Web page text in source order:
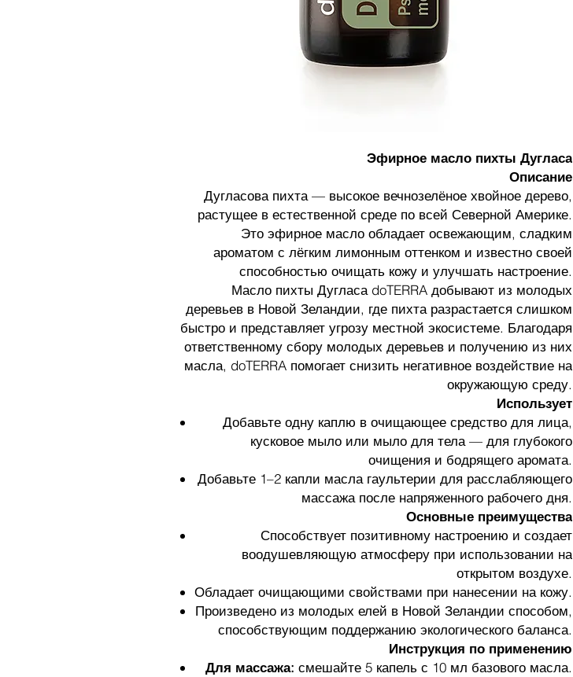
Эфирное масло пихты Дугласа
Описание
Дугласова пихта — высокое вечнозелёное хвойное дерево,
растущее в естественной среде по всей Северной Америке.
Это эфирное масло обладает освежающим, сладким
ароматом с лёгким лимонным оттенком и известно своей
способностью очищать кожу и улучшать настроение.
Масло пихты Дугласа doTERRA добывают из молодых
деревьев в Новой Зеландии, где пихта разрастается слишком
быстро и представляет угрозу местной экосистеме. Благодаря
ответственному сбору молодых деревьев и получению из них
масла, doTERRA помогает снизить негативное воздействие на
окружающую среду.
Использует
Добавьте одну каплю в очищающее средство для лица,
кусковое мыло или мыло для тела — для глубокого
очищения и бодрящего аромата.
Добавьте 1–2 капли масла гаультерии для расслабляющего
массажа после напряженного рабочего дня.
Основные преимущества
Способствует позитивному настроению и создает
воодушевляющую атмосферу при использовании на
открытом воздухе.
Обладает очищающими свойствами при нанесении на кожу.
Произведено из молодых елей в Новой Зеландии способом,
способствующим поддержанию экологического баланса.
Инструкция по применению
Для массажа: смешайте 5 капель с 10 мл базового масла.